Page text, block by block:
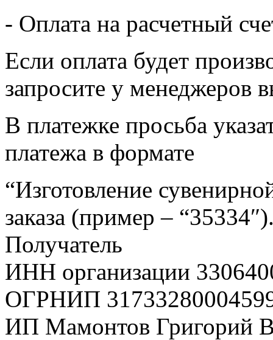
- Оплата на расчетный
Если оплата будет
запросите у менеджеров
В платежке просьба
платежа в формате
“Изготовление
заказа (пример –
Получатель
ИНН организации
ОГРНИП
ИП Мамонтов Григорий